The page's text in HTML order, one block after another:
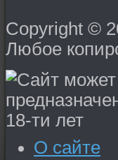
Copyright ©
Любое
О сайте